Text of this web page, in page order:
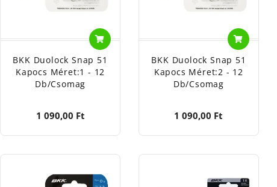
BKK Duolock Snap 51
Kapocs Méret:1 - 12
Db/csomag
1 090,00 Ft
BKK Duolock Snap 51
Kapocs Méret:2 - 12
Db/csomag
1 090,00 Ft